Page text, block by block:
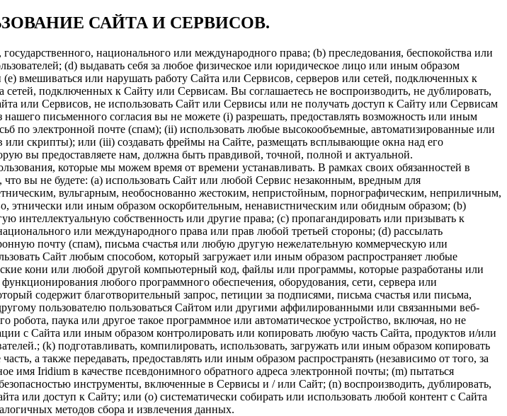
САЙТА И СЕРВИСОВ.
национального или международного права; (b) преследования, беспокойства или
(d) выдавать себя за любое физическое или юридическое лицо или иным образом
вмешиваться или нарушать работу Сайта или Сервисов, серверов или сетей, подключенных к
подключенных к Сайту или Сервисам. Вы соглашаетесь не воспроизводить, не дублировать,
или Сервисов, не использовать Сайт или Сервисы или не получать доступ к Сайту или Сервисам
письменного согласия вы не можете (i) разрешать, предоставлять возможность или иным
по электронной почте (спам); (ii) использовать любые высокообъемные, автоматизированные или
или скрипты); или (iii) создавать фреймы на Сайте, размещать всплывающие окна над его
вы предоставляете нам, должна быть правдивой, точной, полной и актуальной.
которые мы можем время от времени устанавливать. В рамках своих обязанностей в
что вы не будете: (а) использовать Сайт или любой Сервис незаконным, вредным для
вульгарным, необоснованно жестоким, непристойным, порнографическим, неприличным,
этнически или иным образом оскорбительным, ненавистническим или обидным образом; (b)
интеллектуальную собственность или другие права; (c) пропагандировать или призывать к
или международного права или прав любой третьей стороны; (d) рассылать
почту (спам), письма счастья или любую другую нежелательную коммерческую или
Сайт любым способом, который загружает или иным образом распространяет любые
кони или любой другой компьютерный код, файлы или программы, которые разработаны или
любого программного обеспечения, оборудования, сети, сервера или
содержит благотворительный запрос, петиции за подписями, письма счастья или письма,
пользователю пользоваться Сайтом или другими аффилированными или связанными веб-
паука или другое такое программное или автоматическое устройство, включая, но не
с Сайта или иным образом контролировать или копировать любую часть Сайта, продуктов и/или
(k) подготавливать, компилировать, использовать, загружать или иным образом копировать
а также передавать, предоставлять или иным образом распространять (независимо от того, за
Iridium в качестве псевдонимного обратного адреса электронной почты; (m) пытаться
инструменты, включенные в Сервисы и / или Сайт; (n) воспроизводить, дублировать,
или доступ к Сайту; или (o) систематически собирать или использовать любой контент с Сайта
методов сбора и извлечения данных.